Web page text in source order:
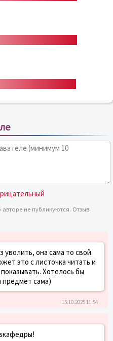
не публикуются. Отзыв
уволить, она сама то свой
это с листочка читать и
Хотелось бы
предмет сама)
15.10.2025 11:54